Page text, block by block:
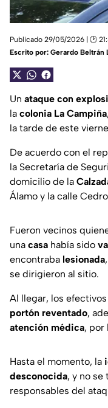
Publicado 29/05/2026 | 🕑
Escrito por: Gerardo Beltrán
Un ataque con
la colonia La Campiña
la tarde de este
De acuerdo con el
la Secretaría de
domicilio de la
Álamo y la calle
Fueron vecinos
una casa había sido
encontraba lesionada
se dirigieron al sitio.
Al llegar, los
portón reventado,
atención médica, por
Hasta el momento, la
desconocida, y no se
responsables del